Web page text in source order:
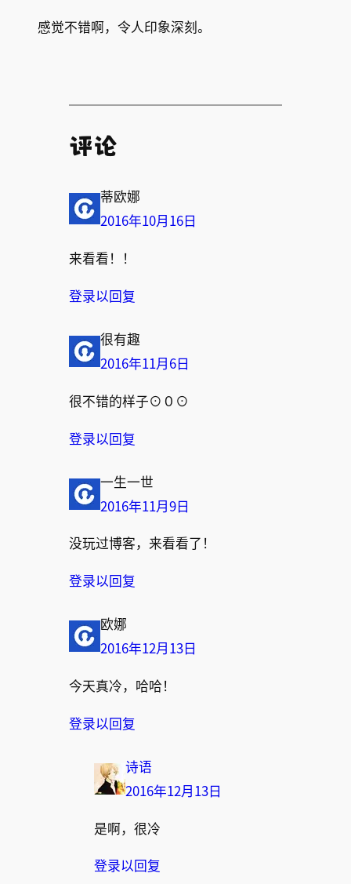
感觉不错啊，令人印象深刻。
评论
蒂欧娜
2016年10月16日
来看看！！
登录以回复
很有趣
2016年11月6日
很不错的样子⊙０⊙
登录以回复
一生一世
2016年11月9日
没玩过博客，来看看了！
登录以回复
欧娜
2016年12月13日
今天真冷，哈哈！
登录以回复
诗语
2016年12月13日
是啊，很冷
登录以回复